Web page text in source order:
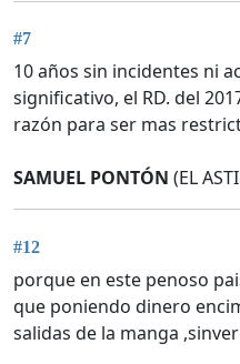
#7
10 años sin incidentes ni
significativo, el RD. del
razón para ser mas
SAMUEL PONTÓN (EL
#12
porque en este penoso
que poniendo dinero
salidas de la manga